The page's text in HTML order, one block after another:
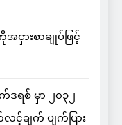
ားစာချုပ်ဖြင့်
ရစ် မှာ ၂၀၃၂
ချက် ပျက်ပြား